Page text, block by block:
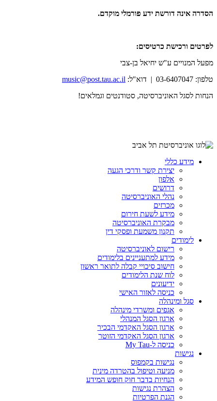
הסדרה אינה דורשת ידע פורמלי מוקדם.
לפרטים ורכישת כרטיסים:
מפעל המנויים ע"ש יחיאל בן-צבי
טלפון: 03-6407047 | דוא"ל:
music@post.tau.ac.il
הנחות לסגל האוניברסיטה, סטודנטים וגמלאים!
מידע כללי
יצירת קשר ודרכי הגעה
אלפון
דרושים
נהלי האוניברסיטה
מכרזים
מידע לשעת חירום
מבקרת האוניברסיטה
תקנון משמעת ופסקי דין
לימודים
רישום לאוניברסיטה
מידע למתעניינים בלימודים
חישוב סיכויי קבלה לתואר ראשון
לוח שנת הלימודים
ידיעונים
כניסה לאזור האישי
סגל ומינהלה
אגפים ומשרדי מינהלה
ארגון הסגל המנהלי
ארגון הסגל האקדמי הבכיר
ארגון הסגל האקדמי הזוטר
כניסה ל-My Tau
נגישות
נגישות בקמפוס
מניעה וטיפול בהטרדה מינית
הנחיות בדבר חוק חופש המידע
הצהרת נגישות
הגנת הפרטיות